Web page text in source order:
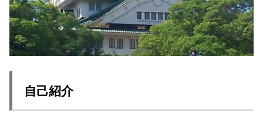
自己紹介